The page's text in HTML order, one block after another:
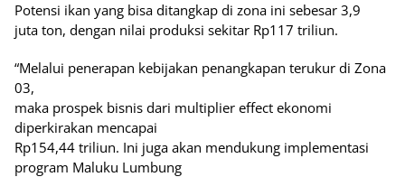
Potensi ikan yang bisa ditangkap di zona ini sebesar 3,9
juta ton, dengan nilai produksi sekitar Rp117 triliun.
“Melalui penerapan kebijakan penangkapan terukur di Zona
03,
maka prospek bisnis dari multiplier effect ekonomi
diperkirakan mencapai
Rp154,44 triliun. Ini juga akan mendukung implementasi
program Maluku Lumbung